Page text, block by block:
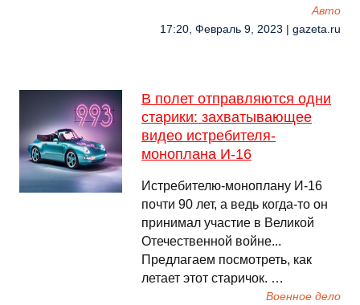
Авто
17:20, Февраль 9, 2023 | gazeta.ru
В полет отправляются одни
старики: захватывающее
видео истребителя-
моноплана И-16
Истребителю-моноплану И-16
почти 90 лет, а ведь когда-то он
принимал участие в Великой
Отечественной вoйне...
Предлагаем посмотреть, как
летает этот старичок. …
Военное дело